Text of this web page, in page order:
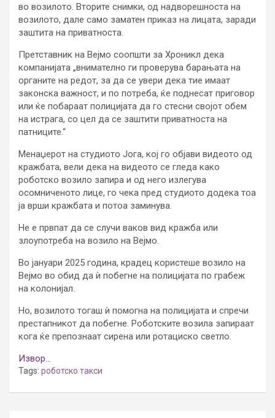
во возилото. Вторите снимки, од надворешноста на
возилото, дале само заматен приказ на лицата, заради
заштита на приватноста.
Претставник на Вејмо соопшти за Хроникл дека
компанијата „внимателно ги проверува барањата на
органите на редот, за да се увери дека тие имаат
законска важност, и по потреба, ќе поднесат приговор
или ќе побараат полицијата да го стесни својот обем
на истрага, со цел да се заштити приватноста на
патниците.“
Менаџерот на студиото Јога, кој го објави видеото од
кражбата, вели дека на видеото се гледа како
роботско возило запира и од него излегува
осомниченото лице, го чека пред студиото додека тоа
ја врши кражбата и потоа заминува.
Не е првпат да се случи ваков вид кражба или
злоупотреба на возило на Вејмо.
Во јануари 2025 година, крадец користеше возило на
Вејмо во обид да ѝ побегне на полицијата по грабеж
на колонијал.
Но, возилото тогаш ѝ помогна на полицијата и спречи
престапникот да побегне. Роботските возила запираат
кога ќе препознаат сирена или ротациско светло.
Извор…
Tags: роботско такси